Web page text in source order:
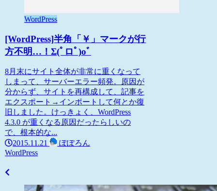
WordPress
[WordPress]半角「￥」マークが行
方不明…！Σ(ﾟロﾟ)oﾞ
8月末にサイト全体が非常に重くなって
しまって、サーバーエラー頻発。原因が
分からず、サイトを再構成して、記事を
エクスポート→インポートして何とか復
旧しました。けっきょく、WordPress
4.3.0 が重くなる原因だったらしいの
で、根本的な...
2015.11.21
ぽぽろん
WordPress